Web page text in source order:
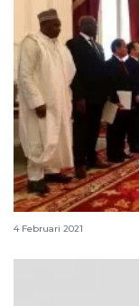
Dubes Fiji
4 Februari 2021